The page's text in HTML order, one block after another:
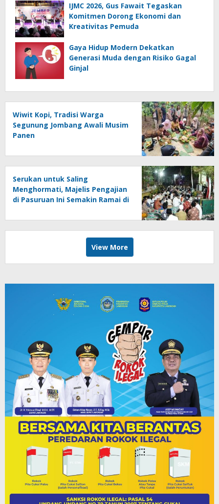
IJMC 2026, Gus Fawait Tegaskan
Komitmen Dorong Ekonomi dan
Kreativitas Pemuda
Gaya Hidup Modern Dekatkan
Generasi Muda dengan Risiko Gagal
Ginjal
Wiwit Kopi, Tradisi Warga
Segunung Jombang Awali Musim
Panen
Serukan untuk Saling
Menghormati, Majelis Pengajian
di Pasuruan Ini Semakin Ramai di
View More